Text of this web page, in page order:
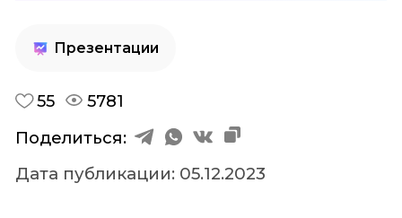
Презентации
55 5781
Поделиться:
Дaтa публикации: 05.12.2023